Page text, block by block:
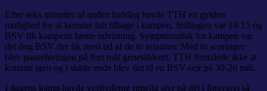
Efter seks minutter af anden halvleg havde TTH en gylden
mulighed for at komme lidt tilbage i kampen. Stillingen var 18-15 og
BSV fik kampens første udvisning. Symptomatisk for kampen var
det dog BSV der fik mest ud af de to minutter. Med to scoringer
blev pauseføringen på fem mål genetableret. TTH formåede ikke at
komme igen og i sidste ende blev det til en BSV-sejr på 30-26 mål.
I dagens kamp havde vestjyderne rimelig styr på det i forsvaret så